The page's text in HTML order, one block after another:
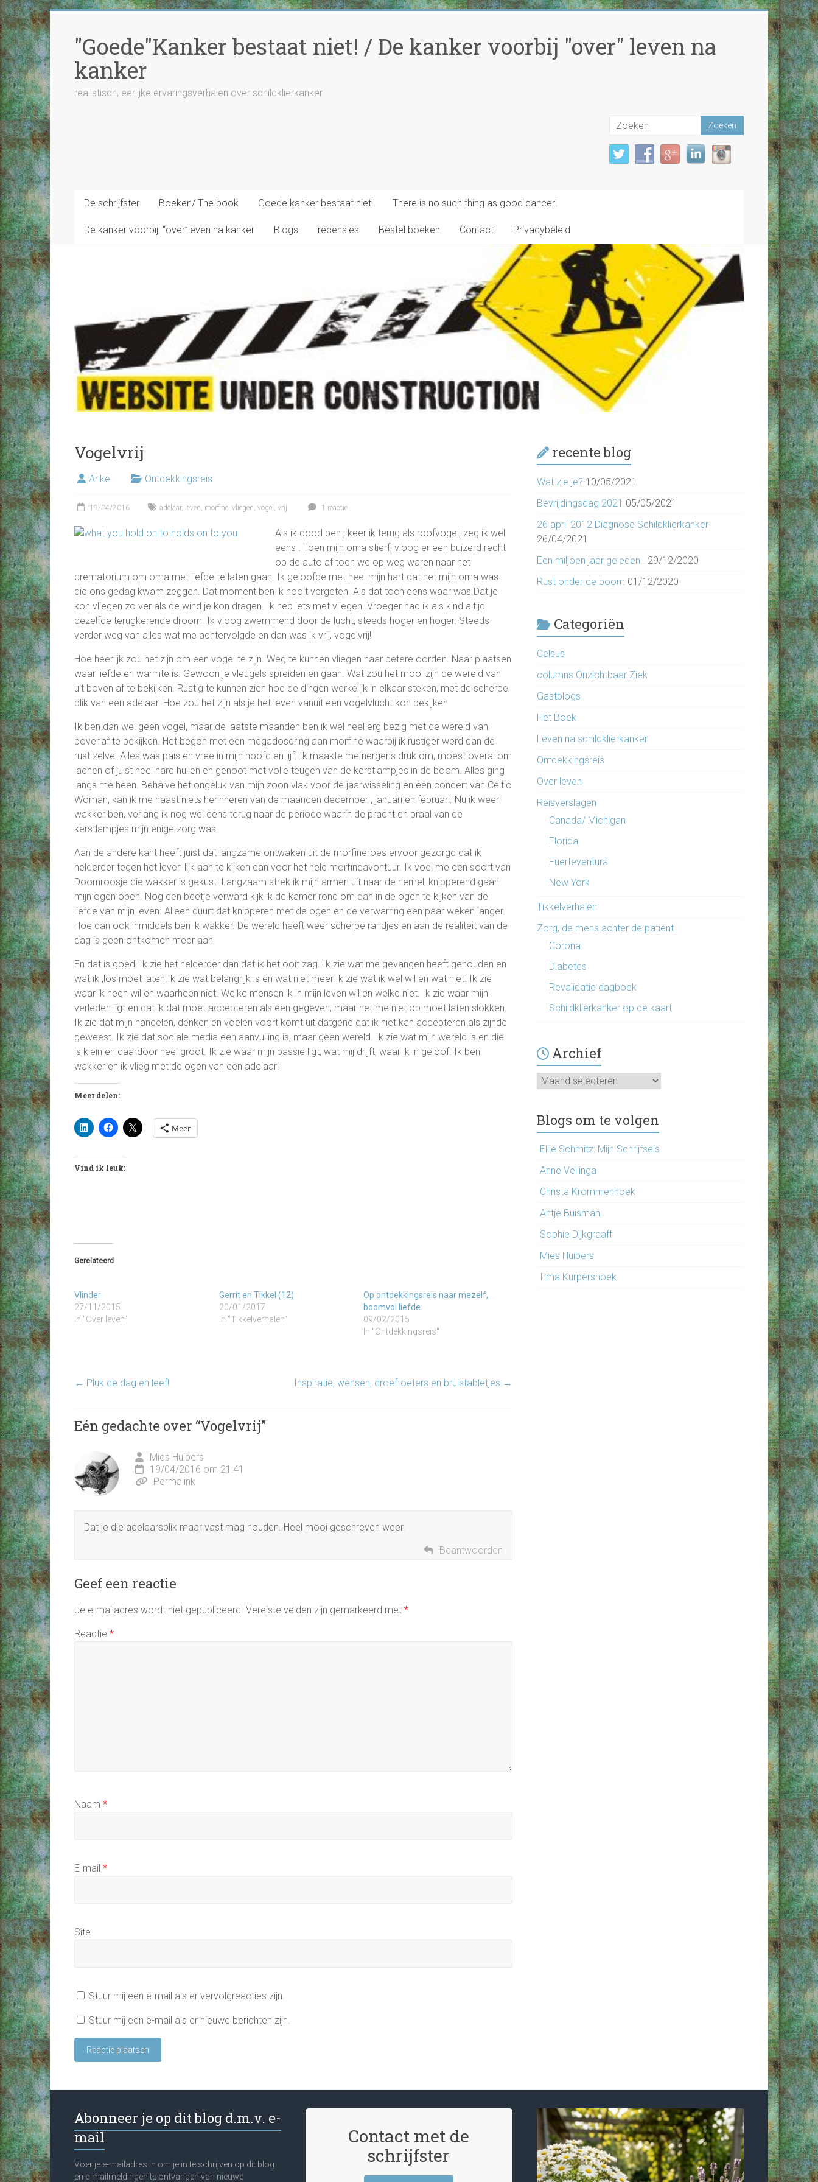
Ga
inhoud"Goede"Kanker bestaat niet! / De kanker voorbij "over" leven na
kanker
realistisch, eerlijke ervaringsverhalen over schildklierkanker
De schrijfster Boeken/ The book Goede kanker bestaat niet! There is no such thing as good cancer!
De kanker voorbij, “over”leven na kanker Blogs recensies Bestel boeken Contact Privacybeleid
Vogelvrij
Anke Ontdekkingsreis
19/04/2016 adelaar, leven, morfine, vliegen, vogel , vrij 1 reactie
Als ik dood ben , keer ik terug als roofvogel, zeg ik wel
eens . Toen mijn oma stierf, vloog er een buizerd recht
op de auto af toen we op weg waren naar het
crematorium om oma met liefde te laten gaan. Ik geloofde met heel mijn hart dat het mijn oma was
die ons gedag kwam zeggen. Dat moment ben ik nooit vergeten. Als dat toch eens waar was.Dat je
kon vliegen zo ver als de wind je kon dragen. Ik heb iets met vliegen. Vroeger had ik als kind altijd
dezelfde terugkerende droom. Ik vloog zwemmend door de lucht, steeds hoger en hoger. Steeds
verder weg van alles wat me achtervolgde en dan was ik vrij, vogelvrij!
Hoe heerlijk zou het zijn om een vogel te zijn. Weg te kunnen vliegen naar betere oorden. Naar plaatsen
waar liefde en warmte is. Gewoon je vleugels spreiden en gaan. Wat zou het mooi zijn de wereld van
uit boven af te bekijken. Rustig te kunnen zien hoe de dingen werkelijk in elkaar steken, met de scherpe
blik van een adelaar. Hoe zou het zijn als je het leven vanuit een vogelvlucht kon bekijken
Ik ben dan wel geen vogel, maar de laatste maanden ben ik wel heel erg bezig met de wereld van
bovenaf te bekijken. Het begon met een megadosering aan morfine waarbij ik rustiger werd dan de
rust zelve. Alles was pais en vree in mijn hoofd en lijf. Ik maakte me nergens druk om, moest overal om
lachen of juist heel hard huilen en genoot met volle teugen van de kerstlampjes in de boom. Alles ging
langs me heen. Behalve het ongeluk van mijn zoon vlak voor de jaarwisseling en een concert van Celtic
Woman, kan ik me haast niets herinneren van de maanden december , januari en februari. Nu ik weer
wakker ben, verlang ik nog wel eens terug naar de periode waarin de pracht en praal van de
kerstlampjes mijn enige zorg was.
Aan de andere kant heeft juist dat langzame ontwaken uit de morfineroes ervoor gezorgd dat ik
helderder tegen het leven lijk aan te kijken dan voor het hele morfineavontuur. Ik voel me een soort van
Doornroosje die wakker is gekust. Langzaam strek ik mijn armen uit naar de hemel, knipperend gaan
mijn ogen open. Nog een beetje verward kijk ik de kamer rond om dan in de ogen te kijken van de
liefde van mijn leven. Alleen duurt dat knipperen met de ogen en de verwarring een paar weken langer.
Hoe dan ook inmiddels ben ik wakker. De wereld heeft weer scherpe randjes en aan de realiteit van de
dag is geen ontkomen meer aan.
En dat is goed! Ik zie het helderder dan dat ik het ooit zag. Ik zie wat me gevangen heeft gehouden en
wat ik ,los moet laten.Ik zie wat belangrijk is en wat niet meer.Ik zie wat ik wel wil en wat niet. Ik zie
waar ik heen wil en waarheen niet. Welke mensen ik in mijn leven wil en welke niet. Ik zie waar mijn
verleden ligt en dat ik dat moet accepteren als een gegeven, maar het me niet op moet laten slokken.
Ik zie dat mijn handelen, denken en voelen voort komt uit datgene dat ik niet kan accepteren als zijnde
geweest. Ik zie dat sociale media een aanvulling is, maar geen wereld. Ik zie wat mijn wereld is en die
is klein en daardoor heel groot. Ik zie waar mijn passie ligt, wat mij drijft, waar ik in geloof. Ik ben
wakker en ik vlieg met de ogen van een adelaar!
Meer delen:
Meer
Vind ik leuk:
Gerelateerd
Vlinder
27/11/2015
In "Over leven"
Gerrit en Tikkel (12)
20/01/2017
In "Tikkelverhalen"
Op ontdekkingsreis naar mezelf,
boomvol liefde
09/02/2015
In "Ontdekkingsreis"
← Pluk de dag en leef! Inspiratie, wensen, droeftoeters en bruistabletjes →
Eén gedachte over “Vogelvrij”
Mies Huibers
19/04/2016 om 21:41
Permalink
Dat je die adelaarsblik maar vast mag houden. Heel mooi geschreven weer.
Beantwoorden
Geef een reactie
Je e-mailadres wordt niet gepubliceerd. Vereiste velden zijn gemarkeerd met *
Reactie *
Naam *
E-mail *
Site
Stuur mij een e-mail als er vervolgreacties zijn.
Stuur mij een e-mail als er nieuwe berichten zijn.
recente blog
Wat zie je? 10/05/2021
Bevrijdingsdag 2021 05/05/2021
26 april 2012 Diagnose Schildklierkanker
26/04/2021
Een miljoen jaar geleden.. 29/12/2020
Rust onder de boom 01/12/2020
Categoriën
Celsus
columns Onzichtbaar Ziek
Gastblogs
Het Boek
Leven na schildklierkanker
Ontdekkingsreis
Over leven
Reisverslagen
Canada/ Michigan
Florida
Fuerteventura
New York
Tikkelverhalen
Zorg, de mens achter de patiënt
Corona
Diabetes
Revalidatie dagboek
Schildklierkanker op de kaart
Archief
Archief
Blogs om te volgen
Ellie Schmitz: Mijn Schrijfsels
Anne Vellinga
Christa Krommenhoek
Antje Buisman
Sophie Dijkgraaff
Mies Huibers
Irma Kurpershoek
Abonneer je op dit blog d.m.v. e-
mail
Voer je e-mailadres in om je in te schrijven op dit blog
en e-mailmeldingen te ontvangen van nieuwe
Contact met de
schrijfster